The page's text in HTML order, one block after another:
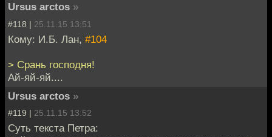
Ursus arctos »
#118 | 25.11.15 13:51
Кому: И.Б. Лан, #104
> Срань господня!
Ай-яй-яй....
Ursus arctos »
#119 | 25.11.15 13:52
Суть текста Петра: